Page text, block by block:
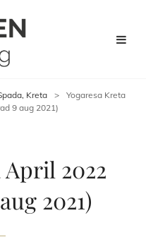
Kreta >
Yogaresa Kreta
9 aug 2021)
April 2022
2021)